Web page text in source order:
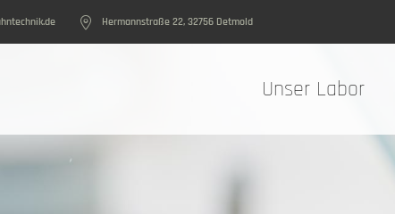
Hermannstraße 22, 32756 Detmold
Unser Labor